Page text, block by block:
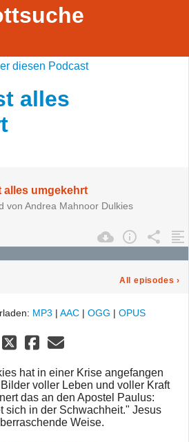
diesen Podcast
alles
alles umgekehrt
von Andrea Mahnoor Dulkies
All episodes ›
MP3 | AAC | OGG | OPUS
hat in einer Krise angefangen
voller Leben und voller Kraft
das an den Apostel Paulus:
sich in der Schwachheit." Jesus
Weise.